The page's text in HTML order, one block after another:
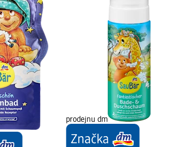
prodejnu dm